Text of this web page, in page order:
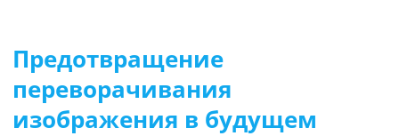
Предотвращение
переворачивания
изображения в будущем